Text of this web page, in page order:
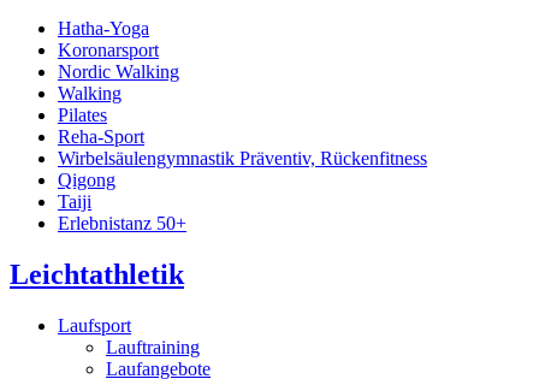
Hatha-Yoga
Koronarsport
Nordic Walking
Walking
Pilates
Reha-Sport
Wirbelsäulengymnastik Präventiv, Rückenfitness
Qigong
Taiji
Erlebnistanz 50+
Leichtathletik
Laufsport
Lauftraining
Laufangebote